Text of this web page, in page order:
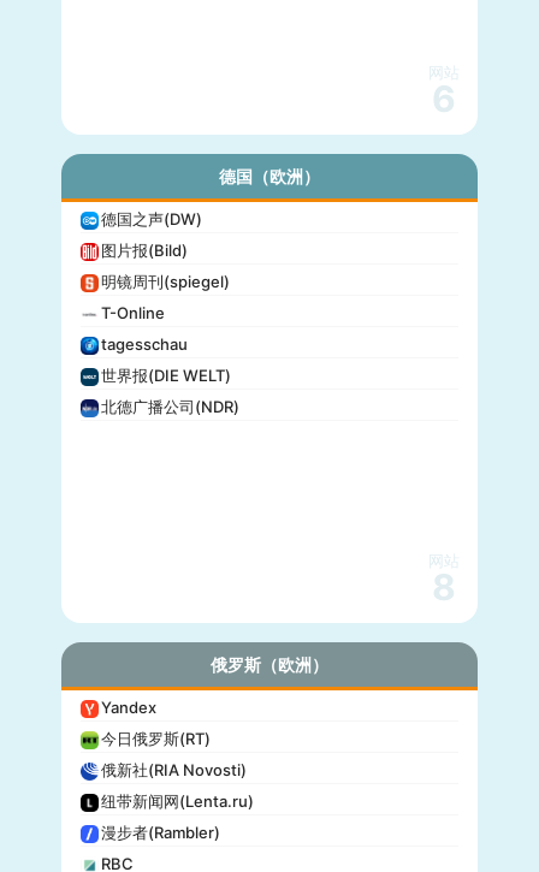
网站
6
德国（欧洲）
德国之声(DW)
图片报(Bild)
明镜周刊(spiegel)
T-Online
tagesschau
世界报(DIE WELT)
北德广播公司(NDR)
网站
8
俄罗斯（欧洲）
Yandex
今日俄罗斯(RT)
俄新社(RIA Novosti)
纽带新闻网(Lenta.ru)
漫步者(Rambler)
RBC